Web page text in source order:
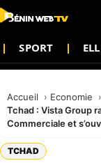
SPORT
Accueil
Economie
Tchad : Vista Group
Commerciale et
TCHAD